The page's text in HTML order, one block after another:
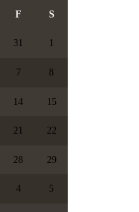
F S
31 1
7 8
14 15
21 22
28 29
4 5